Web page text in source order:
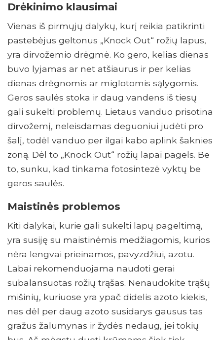
Drėkinimo klausimai
Vienas iš pirmųjų dalykų, kurį reikia patikrinti
pastebėjus geltonus „Knock Out“ rožių lapus,
yra dirvožemio drėgmė. Ko gero, kelias dienas
buvo lyjamas ar net atšiaurus ir per kelias
dienas drėgnomis ar miglotomis sąlygomis.
Geros saulės stoka ir daug vandens iš tiesų
gali sukelti problemų. Lietaus vanduo prisotina
dirvožemį, neleisdamas deguoniui judėti pro
šalį, todėl vanduo per ilgai kabo aplink šaknies
zoną. Dėl to „Knock Out“ rožių lapai pagels. Be
to, sunku, kad tinkama fotosintezė vyktų be
geros saulės.
Maistinės problemos
Kiti dalykai, kurie gali sukelti lapų pageltimą,
yra susiję su maistinėmis medžiagomis, kurios
nėra lengvai prieinamos, pavyzdžiui, azotu.
Labai rekomenduojama naudoti gerai
subalansuotas rožių trąšas. Nenaudokite trąšų
mišinių, kuriuose yra ypač didelis azoto kiekis,
nes dėl per daug azoto susidarys gausus tas
gražus žalumynas ir žydės nedaug, jei tokių